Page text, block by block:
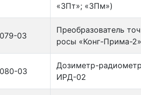
«ЗПт»; «ЗПм»)
03
Преобразователь
росы «Конг-Прима-2»
03
Дозиметр-
ИРД-02